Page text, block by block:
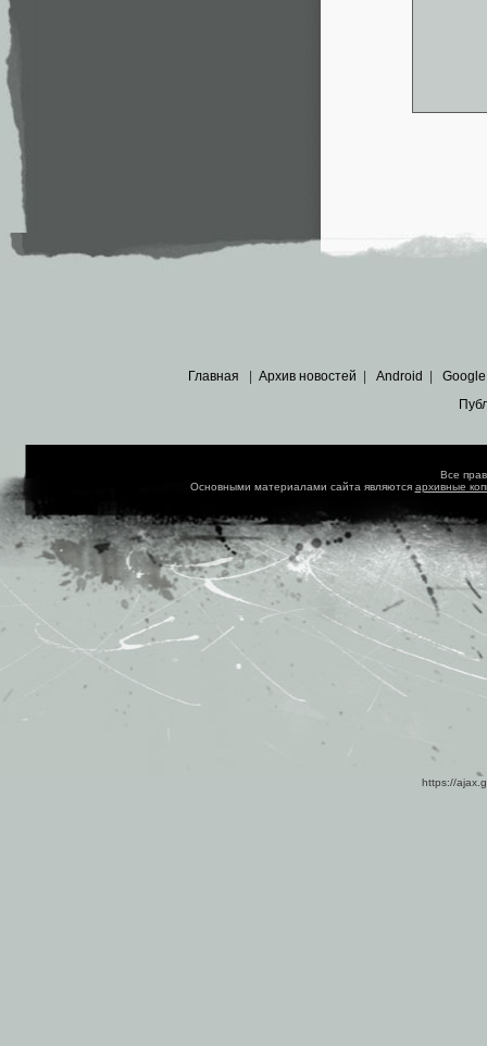
Главная | Архив новостей | Android | Google
Все
Основными материалами сайта являются архивные
https://